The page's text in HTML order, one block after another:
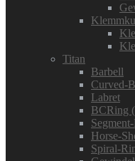
Titan
Barbell
Curved-
Labret
BCRing
Horse-
Spiral-